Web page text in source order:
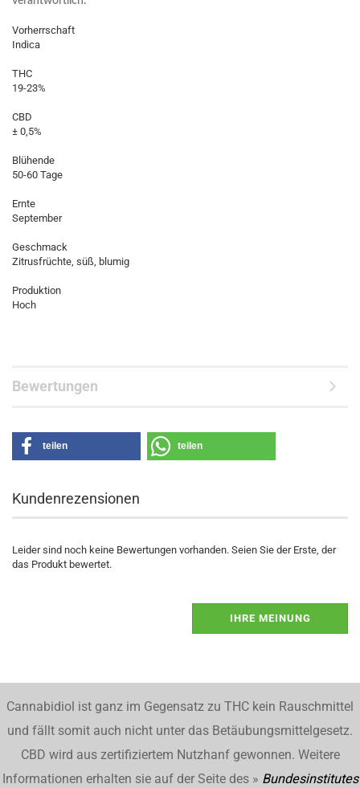
Vorherrschaft
Indica
THC
19-23%
CBD
± 0,5%
Blühende
50-60 Tage
Ernte
September
Geschmack
Zitrusfrüchte, süß, blumig
Produktion
Hoch
Bewertungen
teilen teilen
Kundenrezensionen
Leider sind noch keine Bewertungen vorhanden. Seien Sie der Erste, der
das Produkt bewertet.
IHRE MEINUNG
Cannabidiol ist ganz im Gegensatz zu THC kein Rauschmittel
und fällt somit auch nicht unter das Betäubungsmittelgesetz.
CBD wird aus zertifiziertem Nutzhanf gewonnen. Weitere
Informationen erhalten sie auf der Seite des » Bundesinstitutes